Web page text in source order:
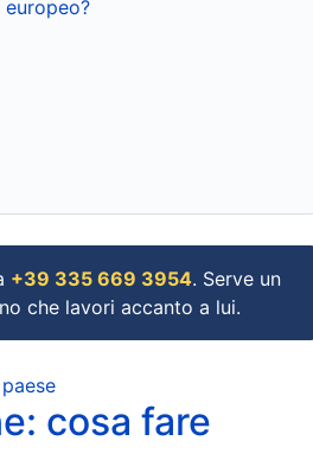
+39 335 669 3954. Serve un
che lavori accanto a lui.
cosa fare